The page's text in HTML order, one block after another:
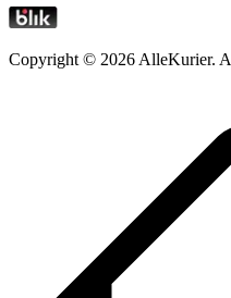
Copyright © 2026 AlleKurier.